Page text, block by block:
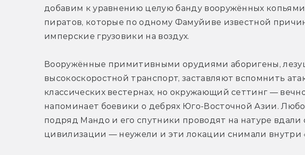
добавим к уравнению целую банду вооружённых
пиратов, которые по одному Фамуйиве известной
имперские грузовики на воздух.
Вооружённые примитивными орудиями аборигены,
высокоскоростной транспорт, заставляют вспомнить
классических вестернах, но окружающий сеттинг —
напоминает боевики о дебрях Юго-Восточной Азии.
подряд Мандо и его спутники проводят на натуре вдали
цивилизации — неужели и эти локации снимали внутри